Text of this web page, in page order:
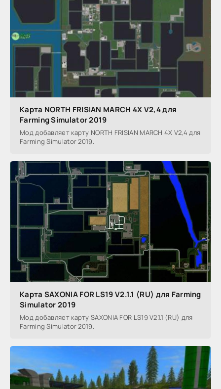
Карта NORTH FRISIAN MARCH 4X V2,4 для
Farming Simulator 2019
Мод добавляет карту NORTH FRISIAN MARCH 4X V2,4 для
Farming Simulator 2019.
Карта SAXONIA FOR LS19 V2.1.1 (RU) для Farming
Simulator 2019
Мод добавляет карту SAXONIA FOR LS19 V2.1.1 (RU) для
Farming Simulator 2019.